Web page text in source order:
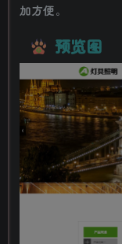
加方便。
预览图